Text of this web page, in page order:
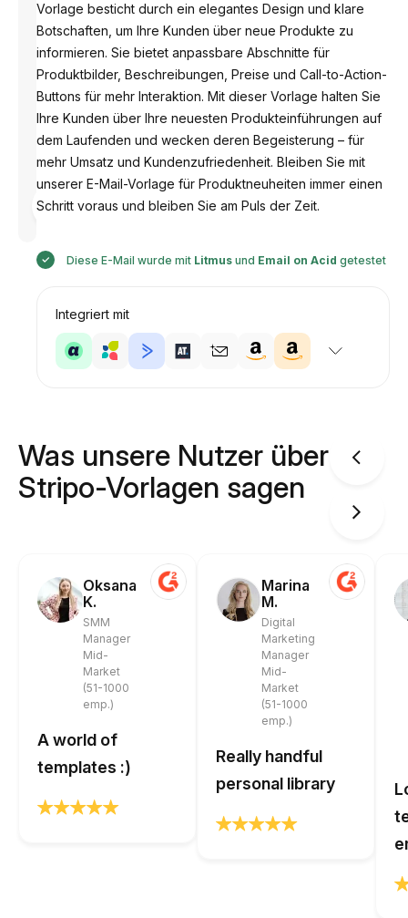
Entworfen
von
Vorlage besticht durch ein elegantes Design und klare
Botschaften, um Ihre Kunden über neue Produkte zu
informieren. Sie bietet anpassbare Abschnitte für
Produktbilder, Beschreibungen, Preise und Call-to-Action-
Buttons für mehr Interaktion. Mit dieser Vorlage halten Sie
Ihre Kunden über Ihre neuesten Produkteinführungen auf
dem Laufenden und wecken deren Begeisterung – für
mehr Umsatz und Kundenzufriedenheit. Bleiben Sie mit
unserer E-Mail-Vorlage für Produktneuheiten immer einen
Schritt voraus und bleiben Sie am Puls der Zeit.
Diese E-Mail wurde mit Litmusund Email on Acid getestet
Integriert mit
Was unsere Nutzer über
Stripo-Vorlagen sagen
Oksana
K.
SMM
Manager
Mid-
Market
(51-1000
emp.)
A world of
templates :)
Marina
M.
Digital
Marketing
Manager
Mid-
Market
(51-1000
emp.)
Really handful
personal library